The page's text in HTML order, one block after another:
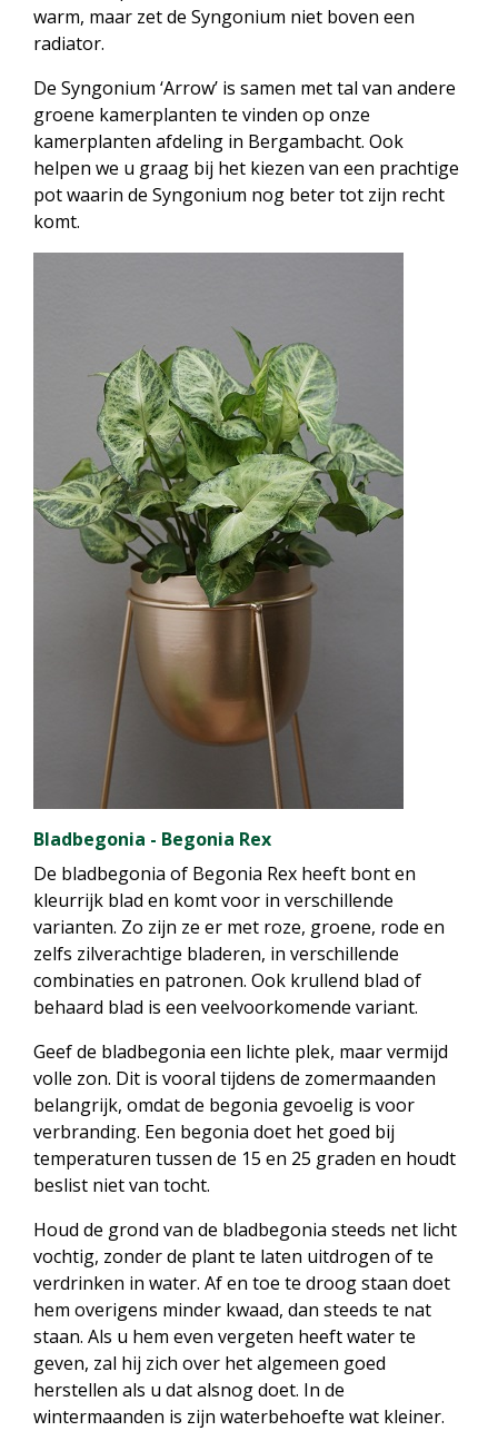
warm, maar zet de Syngonium niet boven een
radiator.
De Syngonium ‘Arrow’ is samen met tal van andere
groene kamerplanten te vinden op onze
kamerplanten afdeling in Bergambacht. Ook
helpen we u graag bij het kiezen van een prachtige
pot waarin de Syngonium nog beter tot zijn recht
komt.
Bladbegonia - Begonia Rex
De bladbegonia of Begonia Rex heeft bont en
kleurrijk blad en komt voor in verschillende
varianten. Zo zijn ze er met roze, groene, rode en
zelfs zilverachtige bladeren, in verschillende
combinaties en patronen. Ook krullend blad of
behaard blad is een veelvoorkomende variant.
Geef de bladbegonia een lichte plek, maar vermijd
volle zon. Dit is vooral tijdens de zomermaanden
belangrijk, omdat de begonia gevoelig is voor
verbranding. Een begonia doet het goed bij
temperaturen tussen de 15 en 25 graden en houdt
beslist niet van tocht.
Houd de grond van de bladbegonia steeds net licht
vochtig, zonder de plant te laten uitdrogen of te
verdrinken in water. Af en toe te droog staan doet
hem overigens minder kwaad, dan steeds te nat
staan. Als u hem even vergeten heeft water te
geven, zal hij zich over het algemeen goed
herstellen als u dat alsnog doet. In de
wintermaanden is zijn waterbehoefte wat kleiner.